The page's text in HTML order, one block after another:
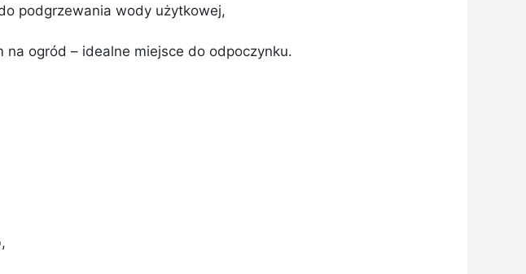
podgrzewania wody użytkowej,
ogród – idealne miejsce do odpoczynku.